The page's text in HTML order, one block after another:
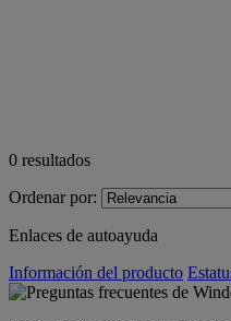
0 resultados
Ordenar por:
Enlaces de autoayuda
Información del producto